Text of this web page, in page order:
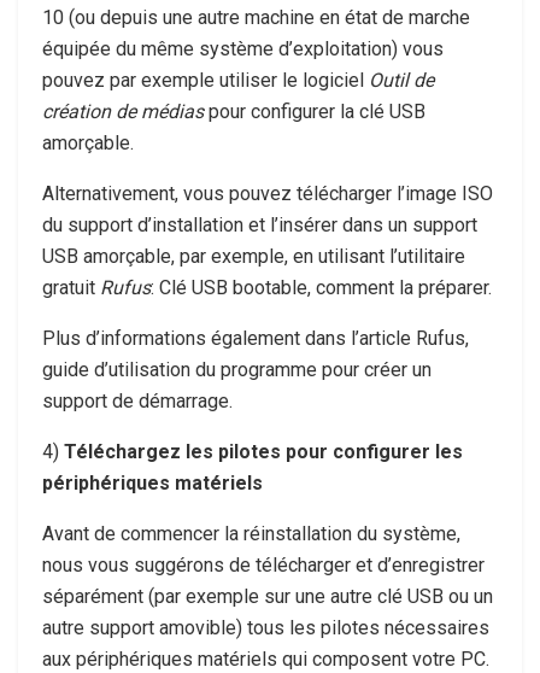
10 (ou depuis une autre machine en état de marche
équipée du même système d’exploitation) vous
pouvez par exemple utiliser le logiciel Outil de
création de médiaspour configurer la clé USB
amorçable.
Alternativement, vous pouvez télécharger l’image ISO
du support d’installation et l’insérer dans un support
USB amorçable, par exemple, en utilisant l’utilitaire
gratuit Rufus: Clé USB bootable, comment la préparer.
Plus d’informations également dans l’article Rufus,
guide d’utilisation du programme pour créer un
support de démarrage.
4) Téléchargez les pilotes pour configurer les
périphériques matériels
Avant de commencer la réinstallation du système,
nous vous suggérons de télécharger et d’enregistrer
séparément (par exemple sur une autre clé USB ou un
autre support amovible) tous les pilotes nécessaires
aux périphériques matériels qui composent votre PC.